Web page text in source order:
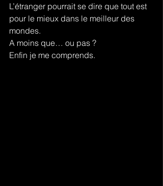
L’étranger pourrait se dire que tout est
pour le mieux dans le meilleur des
mondes.
A moins que… ou pas ?
Enfin je me comprends.